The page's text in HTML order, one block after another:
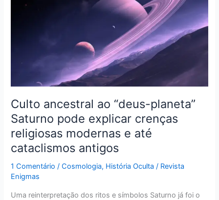
Culto ancestral ao “deus-planeta”
Saturno pode explicar crenças
religiosas modernas e até
cataclismos antigos
1 Comentário /Cosmologia, História Oculta / Revista
Enigmas
Uma reinterpretação dos ritos e símbolos Saturno já foi o
“deus-
e
até
cataclismos
antigos